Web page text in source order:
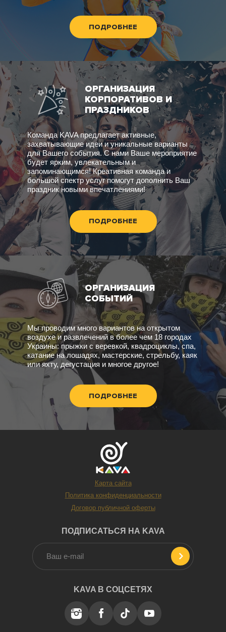
ПОДРОБНЕЕ
ОРГАНИЗАЦИЯ
КОРПОРАТИВОВ И
ПРАЗДНИКОВ
Команда KAVA предлагает активные,
захватывающие идеи и уникальные варианты
для Вашего события. С нами Ваше мероприятие
будет ярким, увлекательным и
запоминающимся! Креативная команда и
большой спектр услуг помогут дополнить Ваш
праздник новыми впечатлениями!
ПОДРОБНЕЕ
ОРГАНИЗАЦИЯ
СОБЫТИЙ
Мы проводим много вариантов на открытом
воздухе и развлечений в более чем 18 городах
Украины: прыжки с веревкой, квадроциклы, спа,
катание на лошадях, мастерские, стрельбу, каяк
или яхту, дегустация и многое другое!
ПОДРОБНЕЕ
Карта сайта
Политика конфиденциальности
Договор публичной оферты
ПОДПИСАТЬСЯ НА KAVA
KAVA В СОЦСЕТЯХ